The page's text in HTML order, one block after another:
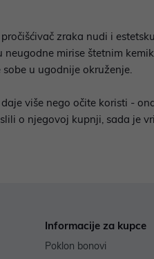
zraka nudi i
neugodne mirise štetnim
u ugodnije okruženje.
daje više nego očite koristi -
o njegovoj kupnji, sada je
Informacije za kupce
Poklon bonovi